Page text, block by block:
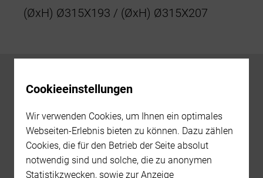
(ØxH) Ø315X193 / (ØxH) Ø315X207
DOWNLOADS
Technisches Datenblatt
Cookieeinstellungen
Wir verwenden Cookies, um Ihnen ein optimales
Webseiten-Erlebnis bieten zu können. Dazu zählen
Cookies, die für den Betrieb der Seite absolut
notwendig sind und solche, die zu anonymen
Statistikzwecken, sowie zur Anzeige